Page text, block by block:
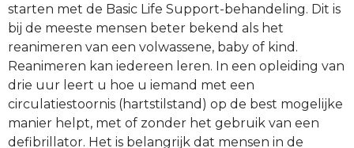
starten met de Basic Life Support-behandeling. Dit is
bij de meeste mensen beter bekend als het
reanimeren van een volwassene, baby of kind.
Reanimeren kan iedereen leren. In een opleiding van
drie uur leert u hoe u iemand met een
circulatiestoornis (hartstilstand) op de best mogelijke
manier helpt, met of zonder het gebruik van een
defibrillator. Het is belangrijk dat mensen in de